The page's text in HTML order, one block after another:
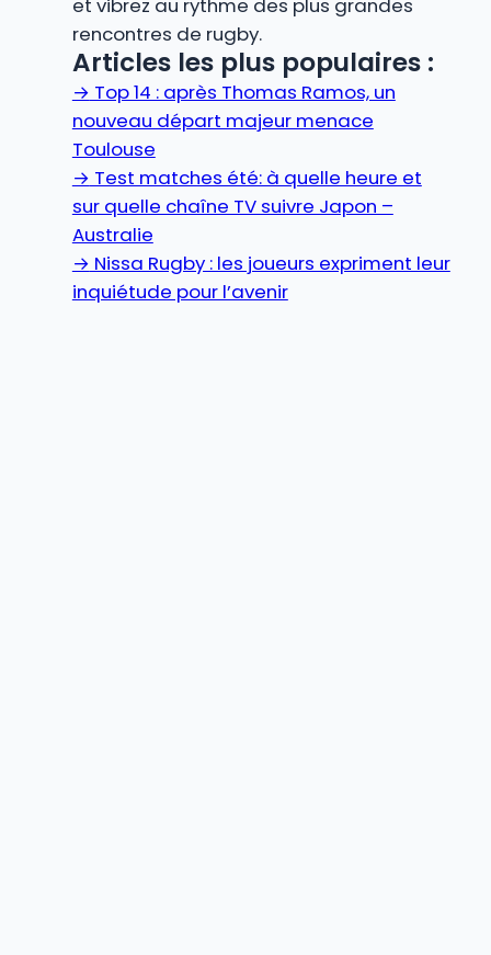
rencontres de rugby.
Articles les plus populaires :
→ Top 14 : après Thomas Ramos, un
nouveau départ majeur menace
Toulouse
→ Test matches été: à quelle heure et
sur quelle chaîne TV suivre Japon –
Australie
→ Nissa Rugby : les joueurs expriment leur
inquiétude pour l’avenir